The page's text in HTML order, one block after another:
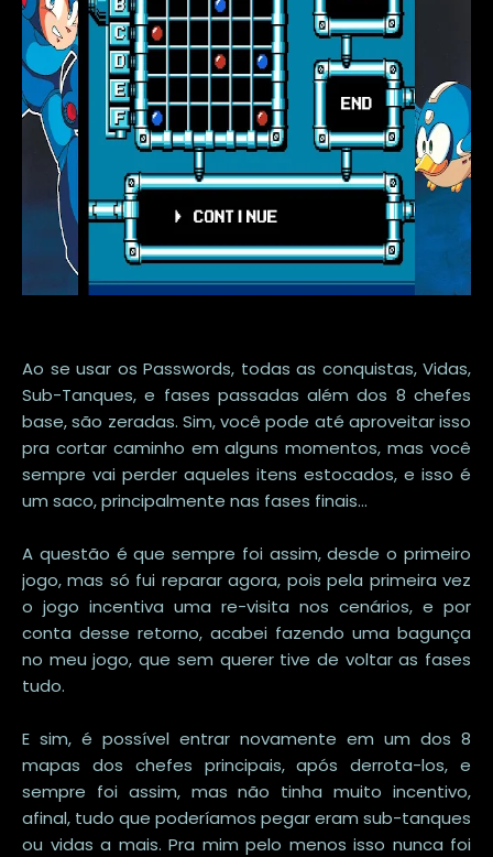
Ao se usar os Passwords, todas as conquistas, Vidas,
Sub-Tanques, e fases passadas além dos 8 chefes
base, são zeradas. Sim, você pode até aproveitar isso
pra cortar caminho em alguns momentos, mas você
sempre vai perder aqueles itens estocados, e isso é
um saco, principalmente nas fases finais...
A questão é que sempre foi assim, desde o primeiro
jogo, mas só fui reparar agora, pois pela primeira vez
o jogo incentiva uma re-visita nos cenários, e por
conta desse retorno, acabei fazendo uma bagunça
no meu jogo, que sem querer tive de voltar as fases
tudo.
E sim, é possível entrar novamente em um dos 8
mapas dos chefes principais, após derrota-los, e
sempre foi assim, mas não tinha muito incentivo,
afinal, tudo que poderíamos pegar eram sub-tanques
ou vidas a mais. Pra mim pelo menos isso nunca foi